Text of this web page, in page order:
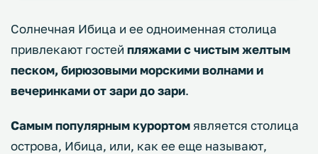
Солнечная Ибица и ее одноименная столица
привлекают гостей пляжами с чистым желтым
песком, бирюзовыми морскими волнами и
вечеринками от зари до зари.
Самым популярным курортом является столица
острова, Ибица, или, как ее еще называют,